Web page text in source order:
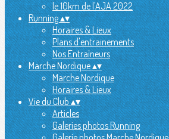
le 10km de l'AJA 2022
Running▴▾
Horaires & Lieux
Plans d'entrainements
Nos Entraîneurs
Marche Nordique▴▾
Marche Nordique
Horaires & Lieux
Vie du Club▴▾
Articles
Galeries photos Running